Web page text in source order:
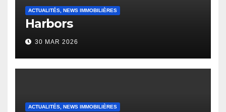
ACTUALITÉS, NEWS IMMOBILIÈRES
Harbors
30 MAR 2026
ACTUALITÉS, NEWS IMMOBILIÈRES